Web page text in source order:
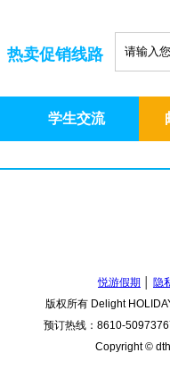
热卖促销线路
学生交流
悦游假期
隐
版权所有 Delight
预订热线：8610-
Copyright ©